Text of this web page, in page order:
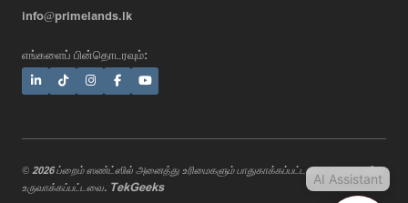
info@primelands.lk
எங்களைப் பின்தொடரவும்:
© 2026 ப்றைம் ஸண்ட்ஸில் அனைத்து உரிமைகளும் பாதுகாக்கப்பட்டவை. வடிவமைத்து
உருவாக்கப்பட்டவை. TekGeeks AI Assistant